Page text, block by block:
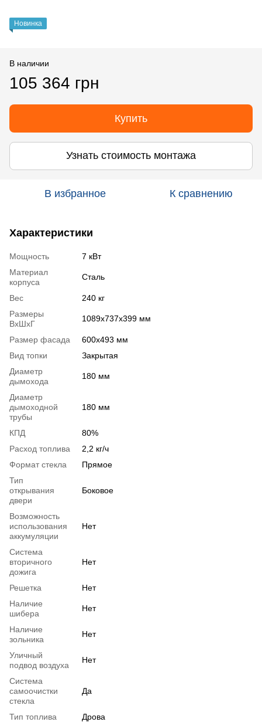
Новинка
В наличии
105 364 грн
Купить
Узнать стоимость монтажа
В избранное К сравнению
Характеристики
Мощность
7 кВт
Материал
корпуса
Сталь
Вес
240 кг
Размеры
ВхШхГ
1089х737х399 мм
Размер фасада
600х493 мм
Вид топки
Закрытая
Диаметр
дымохода
180 мм
Диаметр
дымоходной
трубы
180 мм
КПД
80%
Расход топлива
2,2 кг/ч
Формат стекла
Прямое
Тип
открывания
двери
Боковое
Возможность
использования
аккумуляции
Нет
Система
вторичного
дожига
Нет
Решетка
Нет
Наличие
шибера
Нет
Наличие
зольника
Нет
Уличный
подвод воздуха
Нет
Система
самоочистки
стекла
Да
Тип топлива
Дрова